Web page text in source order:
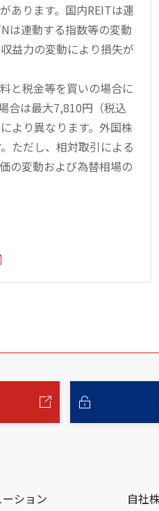
あります。国内REITは運
は連動する指数等の変動
益力の変動により損失が
と税金等を買いの場合に
合は最大7,810円（税込
より異なります。外国株
ただし、相対取引による
の変動および為替相場の
ション
自社